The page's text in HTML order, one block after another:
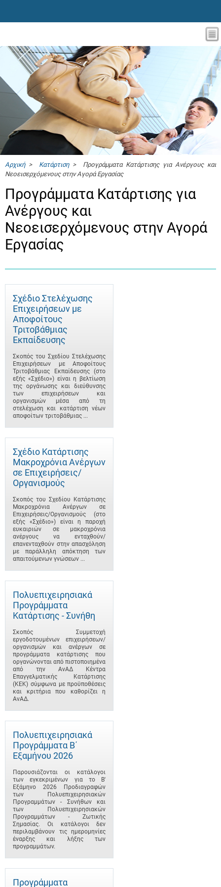
Αρχική> Κατάρτιση> Προγράμματα Κατάρτισης για Ανέργους και
Νεοεισερχόμενους στην Αγορά Εργασίας
Προγράμματα Κατάρτισης για
Ανέργους και
Νεοεισερχόμενους στην Αγορά
Εργασίας
Σχέδιο Στελέχωσης
Επιχειρήσεων με
Αποφοίτους
Τριτοβάθμιας
Εκπαίδευσης
Σκοπός του Σχεδίου Στελέχωσης
Επιχειρήσεων με Αποφοίτους
Τριτοβάθμιας Εκπαίδευσης (στο
εξής «Σχέδιο») είναι η βελτίωση
της οργάνωσης και διεύθυνσης
των επιχειρήσεων και
οργανισμών μέσα από τη
στελέχωση και κατάρτιση νέων
αποφοίτων τριτοβάθμιας ...
Σχέδιο Κατάρτισης
Μακροχρόνια Ανέργων
σε Επιχειρήσεις/
Οργανισμούς
Σκοπός του Σχεδίου Κατάρτισης
Μακροχρόνια Ανέργων σε
Επιχειρήσεις/Οργανισμούς (στο
εξής «Σχέδιο») είναι η παροχή
ευκαιριών σε μακροχρόνια
ανέργους να ενταχθούν/
επανενταχθούν στην απασχόληση
με παράλληλη απόκτηση των
απαιτούμενων γνώσεων ...
Πολυεπιχειρησιακά
Προγράμματα
Κατάρτισης - Συνήθη
Σκοπός Συμμετοχή
εργοδοτουμένων επιχειρήσεων/
οργανισμών και ανέργων σε
προγράμματα κατάρτισης που
οργανώνονται από πιστοποιημένα
από την ΑνΑΔ Κέντρα
Επαγγελματικής Κατάρτισης
(ΚΕΚ) σύμφωνα με προϋποθέσεις
και κριτήρια που καθορίζει η
ΑνΑΔ.
Πολυεπιχειρησιακά
Προγράμματα B΄
Εξαμήνου 2026
Παρουσιάζονται οι κατάλογοι
των εγκεκριμένων για το B'
Εξάμηνο 2026 Προδιαγραφών
των Πολυεπιχειρησιακών
Προγραμμάτων - Συνήθων και
των Πολυεπιχειρησιακών
Προγραμμάτων - Ζωτικής
Σημασίας. Οι κατάλογοι δεν
περιλαμβάνουν τις ημερομηνίες
έναρξης και λήξης των
προγραμμάτων.
Προγράμματα